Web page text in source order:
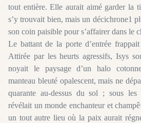
tout entière. Elle aurait aimé garder la
s’y trouvait bien, mais un décichrone1
son coin paisible pour s’affairer dans le
Le battant de la porte d’entrée
Attirée par les heurts agressifs, Isys
noyait le paysage d’un halo
manteau bleuté opalescent, mais ne
quarante au-dessus du sol ; sous les
révélait un monde enchanteur et
un tout autre lieu où la paix aurait